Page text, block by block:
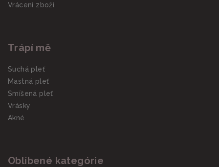
Vrácení zboží
Trápí mě
Suchá pleť
Mastná pleť
Smíšená pleť
Vrásky
Akné
Oblíbené kategórie